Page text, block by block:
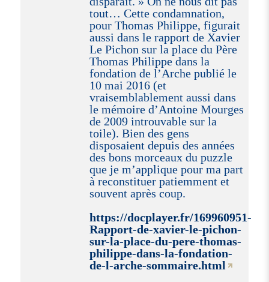
tout… Cette condamnation,
pour Thomas Philippe, figurait
aussi dans le rapport de Xavier
Le Pichon sur la place du Père
Thomas Philippe dans la
fondation de l’Arche publié le
10 mai 2016 (et
vraisemblablement aussi dans
le mémoire d’Antoine Mourges
de 2009 introuvable sur la
toile). Bien des gens
disposaient depuis des années
des bons morceaux du puzzle
que je m’applique pour ma part
à reconstituer patiemment et
souvent après coup.
https://docplayer.fr/169960951-
Rapport-de-xavier-le-pichon-
sur-la-place-du-pere-thomas-
philippe-dans-la-fondation-
de-l-arche-sommaire.html